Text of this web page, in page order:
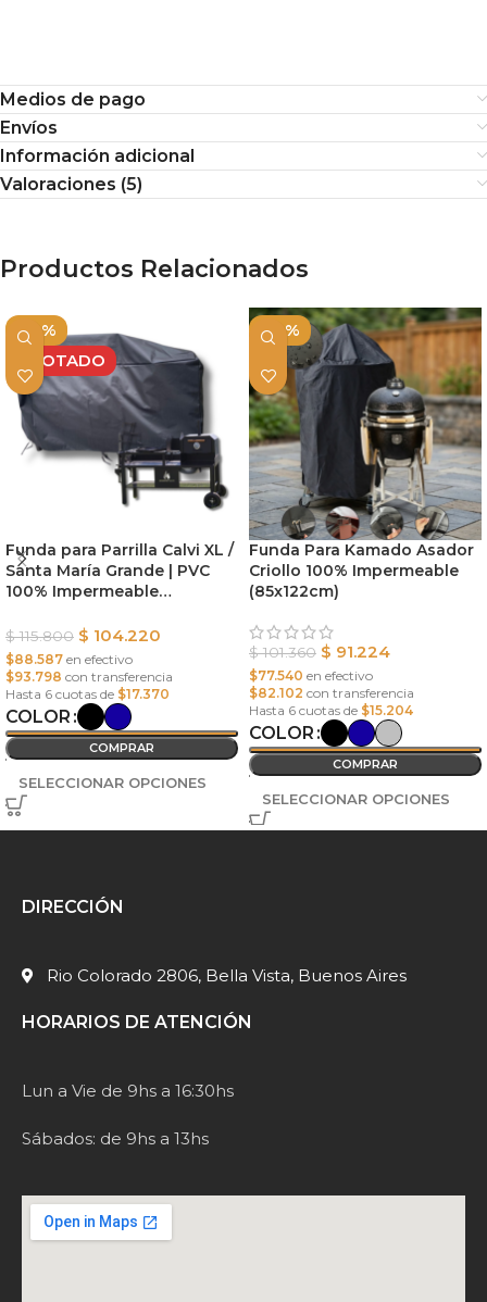
Medios de pago
Envíos
Información adicional
Valoraciones (5)
Productos Relacionados
-10%
AGOTADO
Funda para Parrilla Calvi XL /
Santa María Grande | PVC
100% Impermeable
$115.800 $ 104.220
$88.587 en efectivo
$93.798 con transferencia
Hasta 6 cuotas de $17.370
COLOR
COMPRAR
SELECCIONAR OPCIONES
-10%
Funda Para Kamado Asador
Criollo 100% Impermeable
(85x122cm)
$101.360 $ 91.224
$77.540 en efectivo
$82.102 con transferencia
Hasta 6 cuotas de $15.204
COLOR
COMPRAR
SELECCIONAR OPCIONES
DIRECCIÓN
Rio Colorado 2806, Bella Vista, Buenos Aires
HORARIOS DE ATENCIÓN
Lun a Vie de 9hs a 16:30hs
Sábados: de 9hs a 13hs